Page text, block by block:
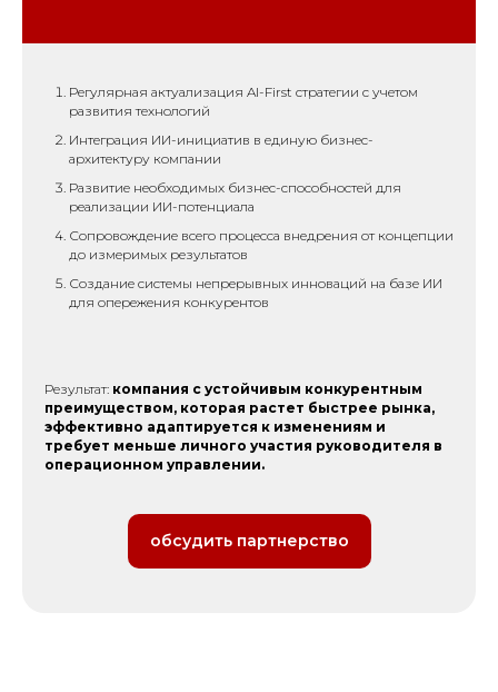
Регулярная актуализация AI-First стратегии с учетом
развития технологий
Интеграция ИИ-инициатив в единую бизнес-
архитектуру компании
Развитие необходимых бизнес-способностей для
реализации ИИ-потенциала
Сопровождение всего процесса внедрения от концепции
до измеримых результатов
Создание системы непрерывных инноваций на базе ИИ
для опережения конкурентов
Результат: компания с устойчивым конкурентным
преимуществом, которая растет быстрее рынка,
эффективно адаптируется к изменениям и
требует меньше личного участия руководителя в
операционном управлении.
обсудить партнерство